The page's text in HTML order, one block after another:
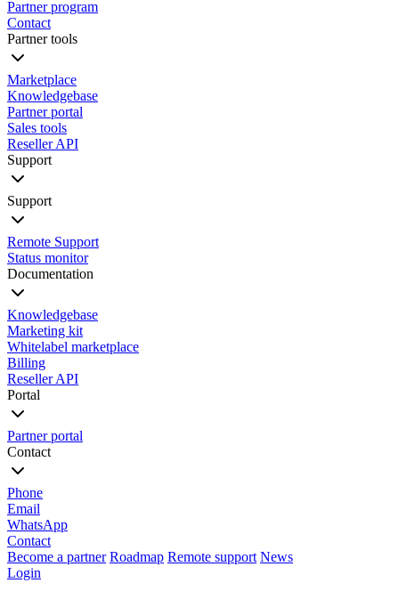
Partner program
Contact
Partner tools
Marketplace
Knowledgebase
Partner portal
Sales tools
Reseller API
Support
Support
Remote Support
Status monitor
Documentation
Knowledgebase
Marketing kit
Whitelabel marketplace
Billing
Reseller API
Portal
Partner portal
Contact
Phone
Email
WhatsApp
Contact
Become a partner Roadmap Remote support News
Login